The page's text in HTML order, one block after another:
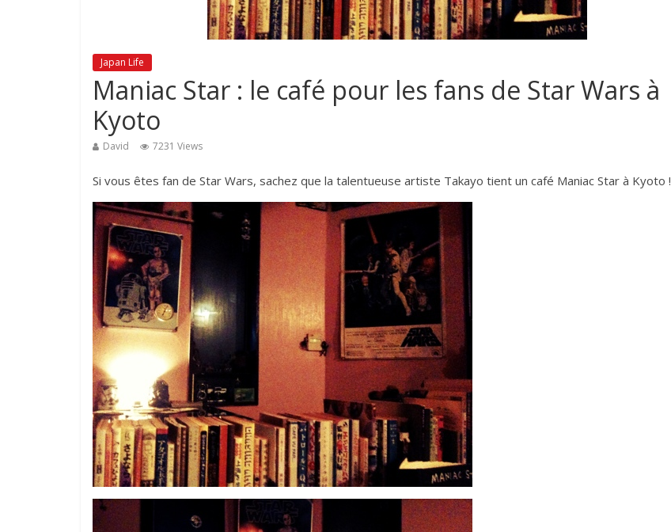
Japan Life
Maniac Star : le café pour les fans de Star Wars à
Kyoto
David 7231 Views
Si vous êtes fan de Star Wars, sachez que la talentueuse artiste Takayo tient un café Maniac Star à Kyoto !